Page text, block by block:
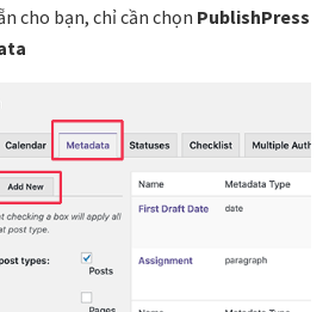
cho bạn, chỉ cần chọn PublishPress